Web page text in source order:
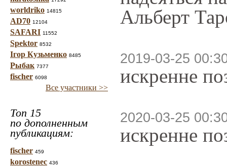
worldriko 14815
AD70 12104
SAFARI 11552
Spektor 8532
Ігор Кузьменко 8485
Рыбак 7377
fischer 6098
Все участники >>
Топ 15
по дополненным
публикациям:
fischer 459
korostenec 436
Альберт
2019-03-25
искренне
2020-03-25
искренне